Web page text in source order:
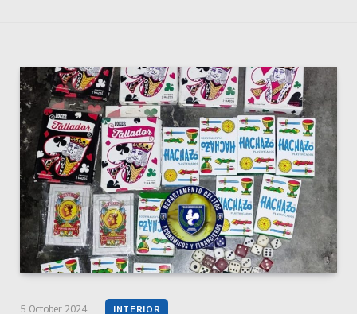
5 October 2024 INTERIOR